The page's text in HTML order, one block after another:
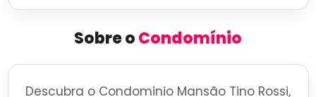
Sobre oCondomínio
Descubra o Condominio Mansão Tino Rossi,